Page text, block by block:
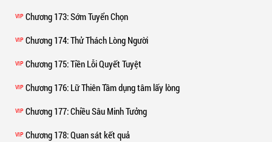
VIP Chương 173: Sớm Tuyển Chọn
VIP Chương 174: Thử Thách Lòng Người
VIP Chương 175: Tiền Lỗi Quyết Tuyệt
VIP Chương 176: Lữ Thiên Tầm dụng tâm lấy lòng
VIP Chương 177: Chiều Sâu Minh Tưởng
VIP Chương 178: Quan sát kết quả